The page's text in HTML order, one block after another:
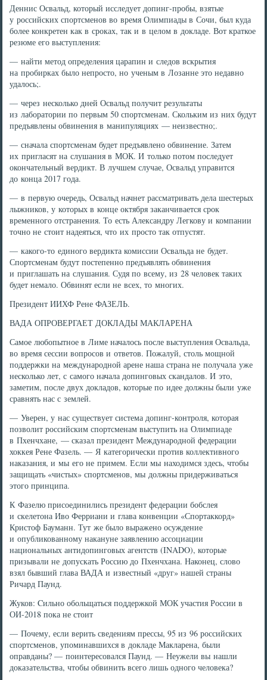
Деннис Освальд, который исследует допинг-пробы, взятые
у российских спортсменов во время Олимпиады в Сочи, был куда
более конкретен как в сроках, так и в целом в докладе. Вот краткое
резюме его выступления:
— найти метод определения царапин и следов вскрытия
на пробирках было непросто, но ученым в Лозанне это недавно
удалось;.
— через несколько дней Освальд получит результаты
из лаборатории по первым 50 спортсменам. Скольким из них будут
предъявлены обвинения в манипуляциях — неизвестно;.
— сначала спортсменам будет предъявлено обвинение. Затем
их пригласят на слушания в МОК. И только потом последует
окончательный вердикт. В лучшем случае, Освальд управится
до конца 2017 года.
— в первую очередь, Освальд начнет рассматривать дела шестерых
лыжников, у которых в конце октября заканчивается срок
временного отстранения. То есть Александру Легкову и компании
точно не стоит надеяться, что их просто так отпустят.
— какого-то единого вердикта комиссии Освальда не будет.
Спортсменам будут постепенно предъявлять обвинения
и приглашать на слушания. Судя по всему, из 28 человек таких
будет немало. Обвинят если не всех, то многих.
Президент ИИХФ Рене ФАЗЕЛЬ.
ВАДА ОПРОВЕРГАЕТ ДОКЛАДЫ МАКЛАРЕНА
Самое любопытное в Лиме началось после выступления Освальда,
во время сессии вопросов и ответов. Пожалуй, столь мощной
поддержки на международной арене наша страна не получала уже
несколько лет, с самого начала допинговых скандалов. И это,
заметим, после двух докладов, которые по идее должны были уже
сравнять нас с землей.
— Уверен, у нас существует система допинг-контроля, которая
позволит российским спортсменам выступить на Олимпиаде
в Пхенчхане, — сказал президент Международной федерации
хоккея Рене Фазель. — Я категорически против коллективного
наказания, и мы его не примем. Если мы находимся здесь, чтобы
защищать «чистых» спортсменов, мы должны придерживаться
этого принципа.
К Фазелю присоединились президент федерации бобслея
и скелетона Иво Ферриани и глава конвенции «Спортаккорд»
Кристоф Бауманн. Тут же было выражено осуждение
и опубликованному накануне заявлению ассоциации
национальных антидопинговых агентств (INADO), которые
призывали не допускать Россию до Пхенчхана. Наконец, слово
взял бывший глава ВАДА и известный «друг» нашей страны
Ричард Паунд.
Жуков: Cильно обольщаться поддержкой МОК участия России в
ОИ-2018 пока не стоит
— Почему, если верить сведениям прессы, 95 из 96 российских
спортсменов, упоминавшихся в докладе Макларена, были
оправданы? — поинтересовался Паунд. — Неужели вы нашли
доказательства, чтобы обвинить всего лишь одного человека?